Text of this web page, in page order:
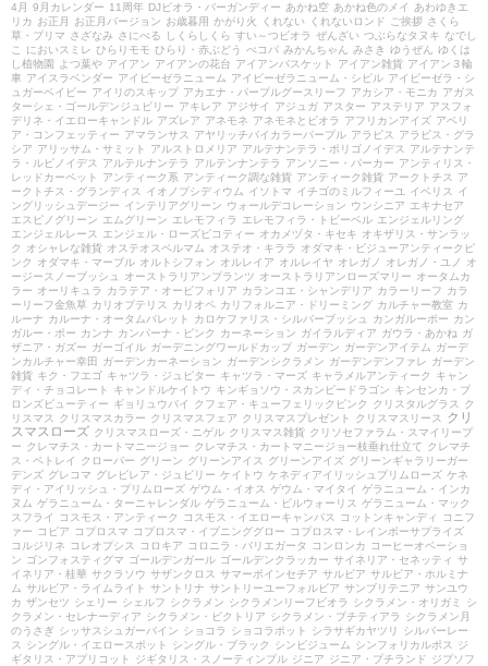
4月 9月カレンダー 11周年 DJビオラ・バーガンディー あかね空 あかね色のメイ
あわゆきエ
リカ お正月 お正月バージョン お歳暮用 かがり火 くれない くれないロンド ご挨拶 さくら
草・プリマ さざなみ さにべる しくらしくら すい～つビオラ ぜんざい つぶらなタヌキ なでし
こ
においスミレ ひらりモモ ひらり・赤ぶどう べコパ みかんちゃん みさき ゆうぜん
ゆくは
し植物園
よつ葉や アイアン アイアンの花台 アイアンバスケット アイアン雑貨 アイアン３輪
車 アイスラベンダー アイビーゼラニューム アイビーゼラニューム・シビル アイビーゼラ・シ
ュガーベイビー アイリのスキップ アカエナ・パープルグースリーフ アカシア・モニカ アガス
ターシェ・ゴールデンジュビリー アキレア アジサイ アジュガ アスター アステリア アスフォ
デリネ・イエローキャンドル アズレア アネモネ アネモネとビオラ アフリカンアイズ アベリ
ア・コンフェッティー アマランサス アヤリッチバイカラーパープル アラビス
アラビス・グラ
シア アリッサム・サミット アルストロメリア アルテナンテラ・ポリゴノイデス
アルテナンテ
ラ・ルビノイデス
アルテルナンテラ アルテンナンテラ アンソニー・パーカー アンティリス・
レッドカーペット
アンティーク系 アンティーク調な雑貨 アンティーク雑貨 アークトチス
ア
ークトチス・グランディス
イオノプシディウム イソトマ イチゴのミルフィーユ イベリス
イ
ングリッシュデージー インテリアグリーン ウォールデコレーション ウンシニア エキナセア
エスピノグリーン エムグリーン エレモフィラ エレモフィラ・トビーベル エンジェルリング
エンジェルレース
エンジェル・ローズピコティー オカメヅタ・キセキ オキザリス・サンラッ
ク
オシャレな雑貨 オステオスペルマム オステオ・キララ
オダマキ・ビジューアンティークピ
ンク
オダマキ・マーブル オルトシフォン オルレイア オルレイヤ オレガノ オレガノ・ユノ
オ
ージースノーブッシュ
オーストラリアンプランツ オーストラリアンローズマリー オータムカ
ラー オーリキュラ カラテア・オービフォリア カランコエ・シャンデリア カラーリーフ カラ
ーリーフ金魚草 カリオプテリス カリオペ カリフォルニア・ドリーミング カルチャー教室 カ
ルーナ カルーナ・オータムパレット カロケファリス・シルバーブッシュ カンガルーポー カン
ガルー・ポー カンナ カンパーナ・ピンク カーネーション ガイラルディア ガウラ・あかね ガ
ザニア・ガズー ガーゴイル ガーデニングワールドカップ ガーデン ガーデンアイテム ガーデ
ンカルチャー幸田
ガーデンカーネーション ガーデンシクラメン ガーデンデンファレ ガーデン
雑貨 キク・フエゴ キャツラ・ジュピター キャツラ・マーズ キャラメルアンティーク
キャン
ディ・チョコレート
キャンドルケイトウ キンギョソウ・スカンピードラゴン キンセンカ・ブ
ロンズビューティー ギョリュウバイ クフェア・キューフェリックピンク クリスタルグラス
ク
リスマス
クリスマスカラー クリスマスフェア クリスマスプレゼント クリスマスリース
クリ
スマスローズ クリスマスローズ・ニゲル クリスマス雑貨 クリソセファラム・スマイリープ
ー クレマチス・カートマニージョー クレマチス・カートマニージョー枝垂れ仕立て クレマチ
ス・ペトレイ
クローバー グリーン グリーンアイス グリーンアイズ グリーンギャラリーガー
デンズ グレコマ グレビレア・ジュビリー ケイトウ ケネディアイリッシュプリムローズ ケネ
ディ・アイリッシュ・プリムローズ ゲウム・イオス ゲウム・マイタイ ゲラニューム・インカ
ヌム ゲラニューム・ターニャレンダル ゲラニューム・ビルウォーリス ゲラニューム・マック
スフライ
コスモス・アンティーク コスモス・イエローキャンパス コットンキャンディ
コニフ
ァー
コピア コプロスマ コプロスマ・イブニンググロー
コプロスマ・レインボーサプライズ
コルジリネ
コレオプシス コロキア コロニラ・バリエガータ コンロンカ
コーヒーオベーショ
ン ゴンフォスティグマ ゴールデンガール ゴールデンクラッカー サイネリア・セネッティ サ
イネリア・桂華 サクラソウ サザンクロス サマーポインセチア サルビア サルビア・ホルミナ
ム サルビア・ライムライト サントリナ サントリーユーフォルビア サンブリテニア サンユウ
カ ザンセツ シェリー シェルフ シクラメン シクラメンリーフビオラ シクラメン・オリガミ
シ
クラメン・セレナーディア シクラメン・ビクトリア シクラメン・プチティアラ
シクラメン月
のうさぎ シッサスシュガーバイン ショコラ ショコラポット シラサギカヤツリ
シルバーレー
ス
シングル・イエロースポット シングル・ブラック シンビジューム シンフォリカルポス
ジ
ギタリス・アプリコット
ジギタリス・スノーティンプル ジニア ジニア・プチランド ジプソフ